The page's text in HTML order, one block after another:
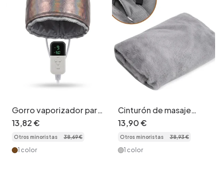
Gorro vaporizador para
el cabello para
acondicionamiento
profundo y tratamiento
térmico.
13,82€
Otros minoristas 38,69€
1 color
Cinturón de masaje
lumbar con
calefacción: 3 modos
de calor y vibración.
13,90€
Otros minoristas 38,93€
1 color